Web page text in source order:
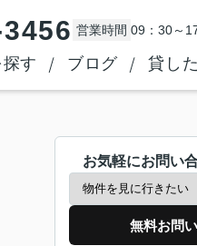
営業時間 09：30～
す ブログ 貸し
お気軽にお問い
無料お問